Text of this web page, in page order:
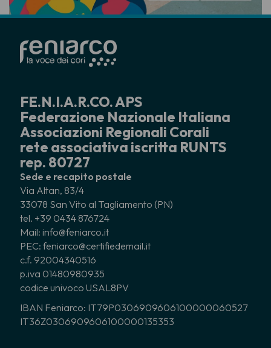
FE.N.I.A.R.CO. APS
Federazione Nazionale Italiana
Associazioni Regionali Corali
rete associativa iscritta RUNTS
rep. 80727
Sede e recapito postale
Via Altan, 83/4
33078 San Vito al Tagliamento (PN)
tel. +39 0434 876724
Mail: info@feniarco.it
PEC: feniarco@certifiedemail.it
c.f. 92004340516
p.iva 01480980935
codice univoco USAL8PV
IBAN Feniarco: IT79P0306909606100000060527
IT36Z0306909606100000135353